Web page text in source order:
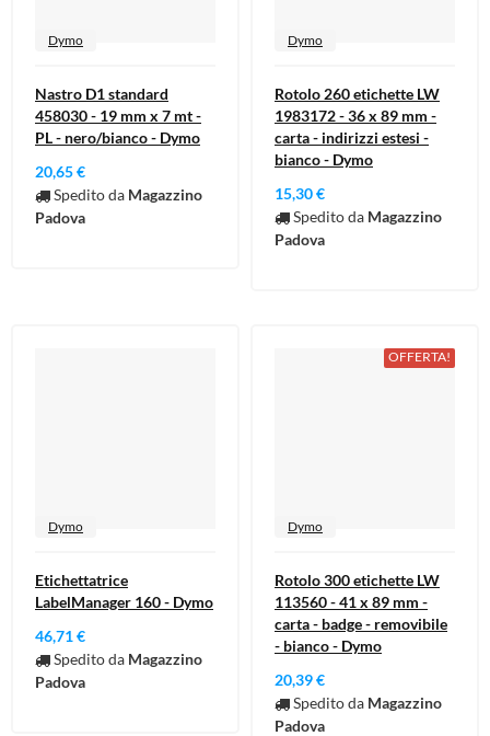
Dymo
Nastro D1 standard
458030 - 19 mm x 7 mt -
PL - nero/bianco - Dymo
20,65 €
Spedito da Magazzino
Padova
Dymo
Rotolo 260 etichette LW
1983172 - 36 x 89 mm -
carta - indirizzi estesi -
bianco - Dymo
15,30 €
Spedito da Magazzino
Padova
Dymo
Etichettatrice
LabelManager 160 - Dymo
46,71 €
Spedito da Magazzino
Padova
OFFERTA!
Dymo
Rotolo 300 etichette LW
113560 - 41 x 89 mm -
carta - badge - removibile
- bianco - Dymo
20,39 €
Spedito da Magazzino
Padova